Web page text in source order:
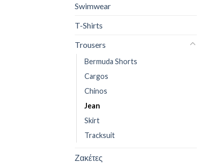
Swimwear
T-Shirts
Trousers
Bermuda Shorts
Cargos
Chinos
Jean
Skirt
Tracksuit
Ζακέτες